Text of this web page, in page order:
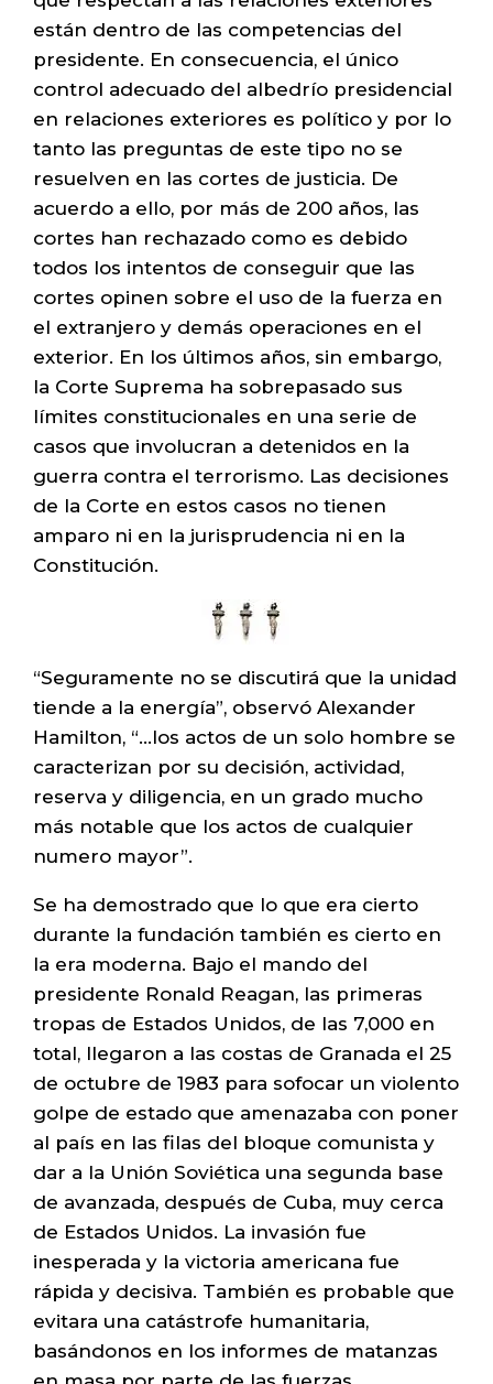
están dentro de las competencias del
presidente. En consecuencia, el único
control adecuado del albedrío presidencial
en relaciones exteriores es político y por lo
tanto las preguntas de este tipo no se
resuelven en las cortes de justicia. De
acuerdo a ello, por más de 200 años, las
cortes han rechazado como es debido
todos los intentos de conseguir que las
cortes opinen sobre el uso de la fuerza en
el extranjero y demás operaciones en el
exterior. En los últimos años, sin embargo,
la Corte Suprema ha sobrepasado sus
límites constitucionales en una serie de
casos que involucran a detenidos en la
guerra contra el terrorismo. Las decisiones
de la Corte en estos casos no tienen
amparo ni en la jurisprudencia ni en la
Constitución.
“Seguramente no se discutirá que la unidad
tiende a la energía”, observó Alexander
Hamilton, “…los actos de un solo hombre se
caracterizan por su decisión, actividad,
reserva y diligencia, en un grado mucho
más notable que los actos de cualquier
numero mayor”.
Se ha demostrado que lo que era cierto
durante la fundación también es cierto en
la era moderna. Bajo el mando del
presidente Ronald Reagan, las primeras
tropas de Estados Unidos, de las 7,000 en
total, llegaron a las costas de Granada el 25
de octubre de 1983 para sofocar un violento
golpe de estado que amenazaba con poner
al país en las filas del bloque comunista y
dar a la Unión Soviética una segunda base
de avanzada, después de Cuba, muy cerca
de Estados Unidos. La invasión fue
inesperada y la victoria americana fue
rápida y decisiva. También es probable que
evitara una catástrofe humanitaria,
basándonos en los informes de matanzas